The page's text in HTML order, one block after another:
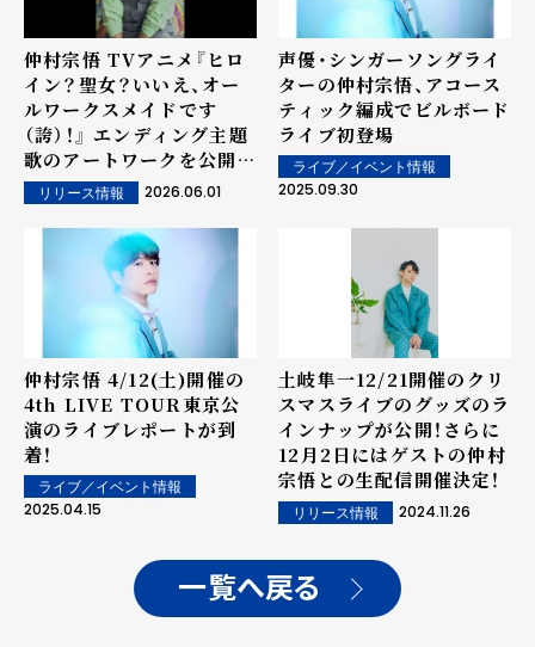
仲村宗悟 TVアニメ『ヒロ
イン？聖女？いいえ、オー
ルワークスメイドです
（誇）！』 エンディング主題
歌のアートワークを公開
本人コメントが到着
リリース情報 2026.06.01
声優・シンガーソングライ
ターの仲村宗悟、アコース
ティック編成でビルボード
ライブ初登場
ライブ／イベント情報
2025.09.30
仲村宗悟 4/12(土)開催の
4th LIVE TOUR東京公
演のライブレポートが到
着！
ライブ／イベント情報
2025.04.15
土岐隼一12/21開催のクリ
スマスライブのグッズのラ
インナップが公開！さらに
12月2日にはゲストの仲村
宗悟との生配信開催決定！
リリース情報 2024.11.26
一覧へ戻る